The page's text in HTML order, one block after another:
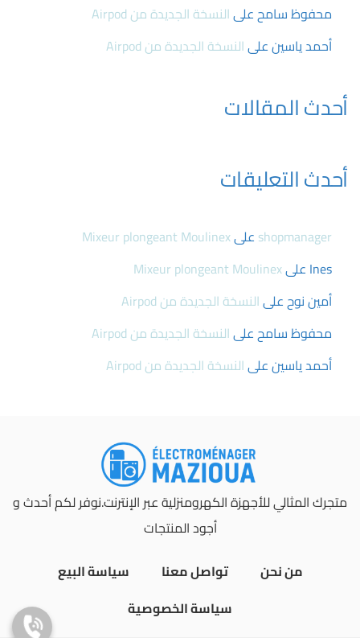
محفوظ سامحعلىالنسخة الجديدة من Airpod
أحمد ياسينعلىالنسخة الجديدة من Airpod
أحدث المقالات
أحدث التعليقات
shopmanager علىMixeur plongeant Moulinex
Ines علىMixeur plongeant Moulinex
أمين نوحعلىالنسخة الجديدة من Airpod
محفوظ سامحعلىالنسخة الجديدة من Airpod
أحمد ياسينعلىالنسخة الجديدة من Airpod
متجرك المثالي للأجهزة الكهرومنزلية عبر الإنترنت.نوفر لكم أحدث و
أجود المنتجات
من نحن
تواصل معنا
سياسة البيع
سياسة الخصوصية